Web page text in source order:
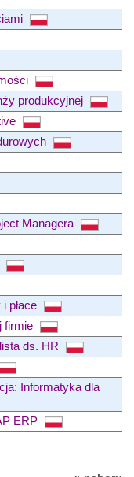
produkcyjnej
Managera
płace
firmie
ds. HR
Informatyka dla
ERP